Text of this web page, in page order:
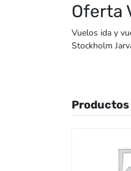
Oferta
Vuelos ida y
Stockholm